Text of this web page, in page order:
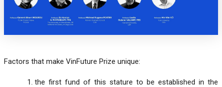
Factors that make VinFuture Prize unique:
the first fund of this stature to be established in the